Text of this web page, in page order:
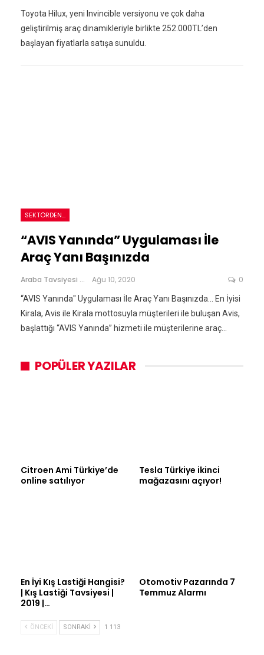
Toyota Hilux, yeni Invincible versiyonu ve çok daha
geliştirilmiş araç dinamikleriyle birlikte 252.000TL’den
başlayan fiyatlarla satışa sunuldu.
SEKTÖRDEN...
“AVIS Yanında” Uygulaması İle
Araç Yanı Başınızda
Araba Tavsiyesi Ağu 10, 2020 0
“AVIS Yanında" Uygulaması İle Araç Yanı Başınızda... En İyisi
Kirala, Avis ile Kirala mottosuyla müşterileri ile buluşan Avis,
başlattığı “AVIS Yanında” hizmeti ile müşterilerine araç…
POPÜLER YAZILAR
Citroen Ami Türkiye’de
online satılıyor
Tesla Türkiye ikinci
mağazasını açıyor!
En İyi Kış Lastiği Hangisi?
| Kış Lastiği Tavsiyesi |
2019 |…
Otomotiv Pazarında 7
Temmuz Alarmı
ÖNCEKI SONRAKI 1 113